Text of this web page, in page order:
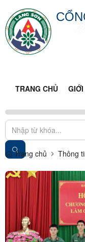
TRANG CHỦ
Trang chủ Thông